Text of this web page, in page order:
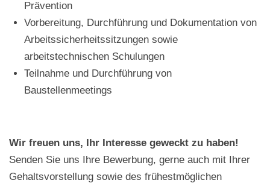
Prävention
Vorbereitung, Durchführung und Dokumentation von
Arbeitssicherheitssitzungen sowie
arbeitstechnischen Schulungen
Teilnahme und Durchführung von
Baustellenmeetings
Wir freuen uns, Ihr Interesse geweckt zu haben!
Senden Sie uns Ihre Bewerbung, gerne auch mit Ihrer
Gehaltsvorstellung sowie des frühestmöglichen